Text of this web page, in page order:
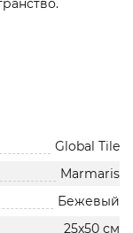
Global Tile
Marmaris
Бежевый
25x50 см